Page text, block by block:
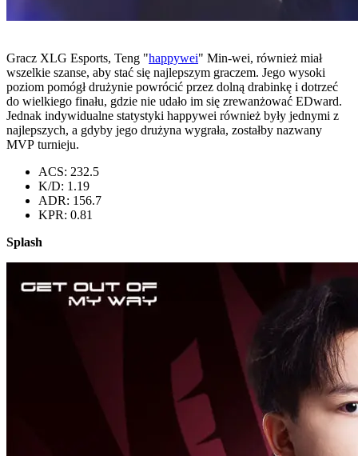
Gracz XLG Esports, Teng "happywei" Min-wei, również miał
wszelkie szanse, aby stać się najlepszym graczem. Jego wysoki
poziom pomógł drużynie powrócić przez dolną drabinkę i dotrzeć
do wielkiego finału, gdzie nie udało im się zrewanżować EDward.
Jednak indywidualne statystyki happywei również były jednymi z
najlepszych, a gdyby jego drużyna wygrała, zostałby nazwany
MVP turnieju.
ACS: 232.5
K/D: 1.19
ADR: 156.7
KPR: 0.81
Splash